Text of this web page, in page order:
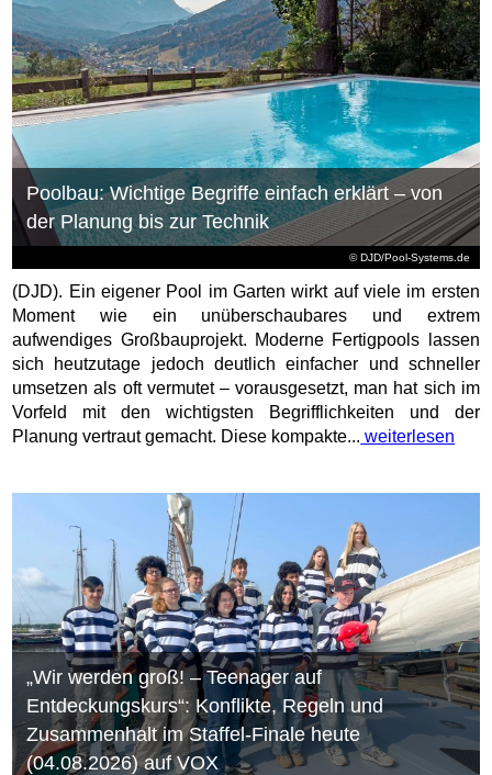
© DJD/Pool-Systems.de
Poolbau: Wichtige Begriffe einfach erklärt – von
der Planung bis zur Technik
(DJD). Ein eigener Pool im Garten wirkt auf viele im ersten
Moment wie ein unüberschaubares und extrem
aufwendiges Großbauprojekt. Moderne Fertigpools lassen
sich heutzutage jedoch deutlich einfacher und schneller
umsetzen als oft vermutet – vorausgesetzt, man hat sich im
Vorfeld mit den wichtigsten Begrifflichkeiten und der
Planung vertraut gemacht. Diese kompakte... weiterlesen
„Wir werden groß! – Teenager auf
Entdeckungskurs“: Konflikte, Regeln und
Zusammenhalt im Staffel-Finale heute
(04.08.2026) auf VOX